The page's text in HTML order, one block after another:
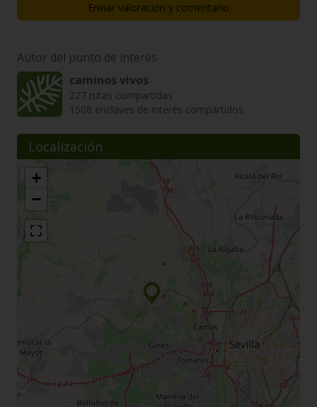
Enviar valoración y comentario
Autor del punto de interés
caminos vivos
227 rutas compartidas
1508 enclaves de interés compartidos
Localización
+
−